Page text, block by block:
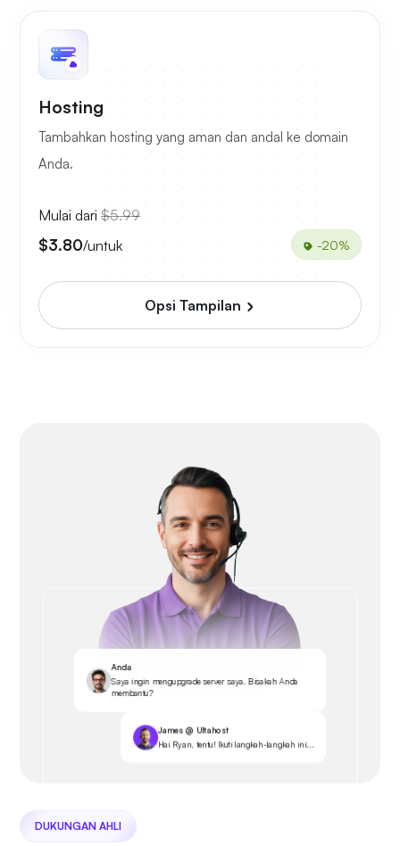
Hosting
Tambahkan hosting yang aman dan andal ke domain
Anda.
Mulai dari $5.99
$3.80/untuk -20%
Opsi Tampilan
Anda
Saya ingin mengupgrade server saya. Bisakah Anda
membantu?
James @ Ultahost
Hai Ryan, tentu! Ikuti langkah-langkah ini...
DUKUNGAN AHLI